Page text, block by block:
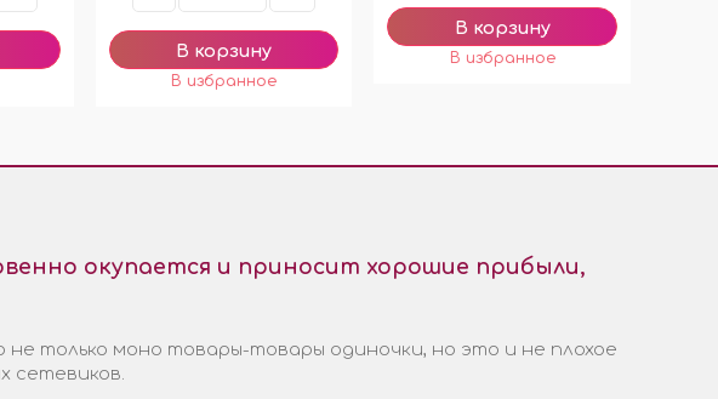
окупается и приносит хорошие прибыли,
только моно товары-товары одиночки, но это и не плохое
сетевиков.